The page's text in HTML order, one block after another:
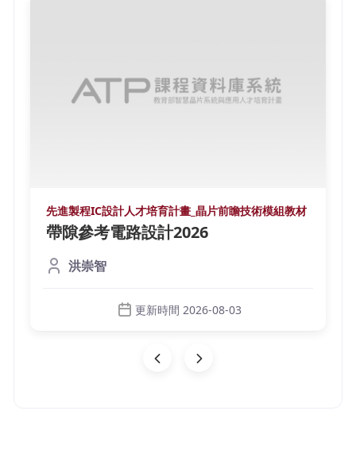
先進製程IC設計人才培育計畫_晶片前瞻技術模組教材
帶隙參考電路設計2026
洪崇智
更新時間 2026-08-03